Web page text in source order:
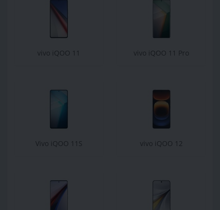
vivo iQOO 11 vivo iQOO 11 Pro
Vivo iQOO 11S vivo iQOO 12